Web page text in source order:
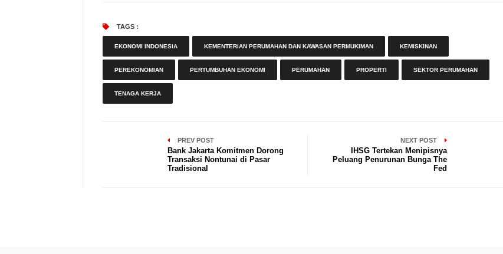
TAGS :
EKONOMI INDONESIA KEMENTERIAN PERUMAHAN DAN KAWASAN PERMUKIMAN KEMISKINAN
PEREKONOMIAN PERTUMBUHAN EKONOMI PERUMAHAN PROPERTI SEKTOR PERUMAHAN
TENAGA KERJA
PREV POST
Bank Jakarta Komitmen Dorong
Transaksi Nontunai di Pasar
Tradisional
NEXT POST
IHSG Tertekan Menipisnya
Peluang Penurunan Bunga The
Fed